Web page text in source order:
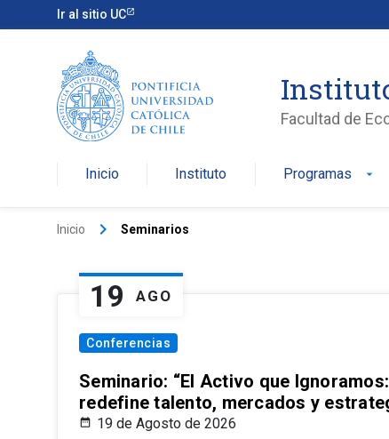
Ir al sitio UC
Facultad de
Inicio Instituto Programas arrow_drop_down
Inicio keyboard_arrow_right Seminarios
19 AGO
Conferencias
Seminario: “El Activo que
redefine talento, mercados y
19 de Agosto de 2026